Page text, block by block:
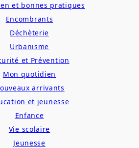
et bonnes pratiques
Encombrants
Déchèterie
Urbanisme
et Prévention
Mon quotidien
arrivants
et jeunesse
Enfance
Vie scolaire
Jeunesse